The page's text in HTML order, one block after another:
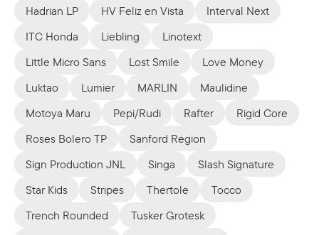
Hadrian LP
HV Feliz en Vista
Interval Next
ITC Honda
Liebling
Linotext
Little Micro Sans
Lost Smile
Love Money
Luktao
Lumier MARLIN
Maulidine
Motoya Maru
Pepi/Rudi Rafter
Rigid Core
Roses Bolero TP
Sanford Region
Sign Production JNL
Singa
Slash Signature
Star Kids
Stripes Thertole
Tocco
Trench Rounded
Tusker Grotesk